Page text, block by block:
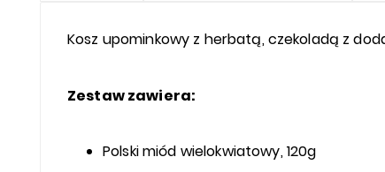
Kosz upominkowy z herbatą, czekoladą z
Zestaw zawiera:
Polski miód wielokwiatowy, 120g